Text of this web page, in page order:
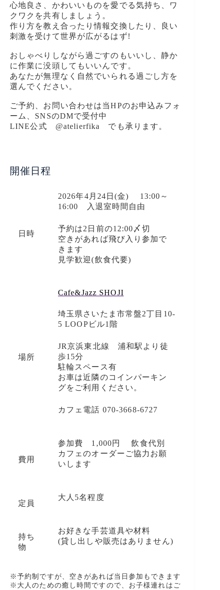
心地良さ、かわいいものを愛でる気持ち、ワ
クワクを共有しましょう。
作り方を教え合ったり情報交換したり、良い
刺激を受けて世界が広がるはず!
おしゃべりしながら過ごすのもいいし、静か
に作業に没頭してもいいんです。
あなたが無理なく自然でいられる過ごし方を
選んでください。
ご予約、お問い合わせは当HPのお申込みフォ
ーム、SNSのDMで受付中
LINE公式 @atelierfika でも承ります。
開催日程
日時
2026年4月24日(金) 13:00～
16:00 入退室時間自由
予約は2日前の12:00〆切
空きがあれば飛び入り参加で
きます
見学歓迎(飲食代要)
場所
Cafe&Jazz SHOJI
埼玉県さいたま市常盤2丁目10-
5 LOOPビル1階
JR京浜東北線 浦和駅より徒
歩15分
駐輪スペース有
お車は近隣のコインパーキン
グをご利用ください。
カフェ電話 070-3668-6727
費用
参加費 1,000円 飲食代別
カフェのオーダーご協力お願
いします
定員
大人5名程度
持ち
物
お好きな手芸道具や材料
(貸し出しや販売はありません)
※予約制ですが、空きがあれば当日参加もできます
※大人のための癒し時間ですので、お子様連れはご